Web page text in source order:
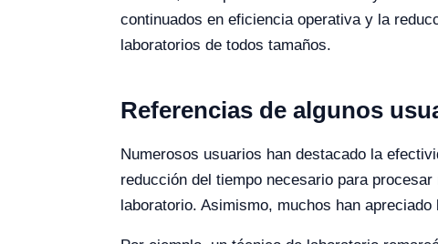
continuados en eficiencia operativa y la
laboratorios de todos tamaños.
Referencias de algunos
Numerosos usuarios han destacado la
reducción del tiempo necesario para
laboratorio. Asimismo, muchos han